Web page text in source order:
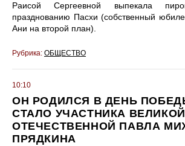
Раисой Сергеевной выпекала
празднованию Пасхи (собственный
Ани на второй план).
Рубрика: ОБЩЕСТВО
10:10
ОН РОДИЛСЯ В ДЕНЬ
СТАЛО УЧАСТНИКА ВЕЛИКОЙ
ОТЕЧЕСТВЕННОЙ ПАВЛА
ПРЯДКИНА